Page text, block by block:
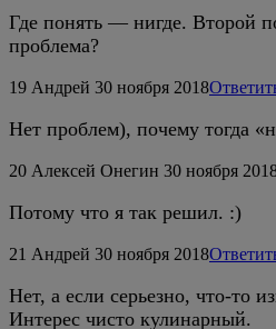
Где понять — нигде. Второй
проблема?
19 Андрей 30 ноября 2018
Нет проблем), почему тогда
20 Алексей Онегин 30 ноября
Потому что я так решил. :)
21 Андрей 30 ноября 2018
Нет, а если серьезно, что-то
Интерес чисто кулинарный.